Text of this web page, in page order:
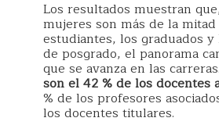
Los resultados muestran
mujeres son más de la
estudiantes, los graduados
de posgrado, el panorama
que se avanza en las carreras.
son el 42 % de los docentes
% de los profesores
los docentes titulares.